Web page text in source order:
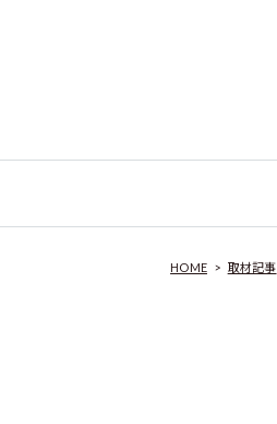
HOME > 取材記事